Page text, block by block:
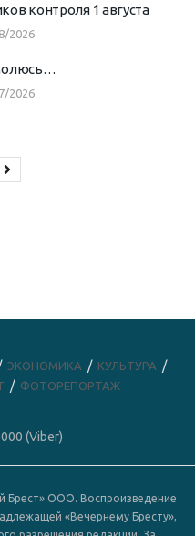
контроля 1 августа
2026
2026
ЭКОНОМИКА
КУЛЬТУРА
ФОТОРЕПОРТАЖ
(Viber)
Брест» ООО. Воспроизведение
«Вечернему Бресту»,